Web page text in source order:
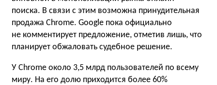
поиска. В связи с этим возможна принудительная
продажа Chrome. Google пока официально
не комментирует предложение, отметив лишь, что
планирует обжаловать судебное решение.
У Chrome около 3,5 млрд пользователей по всему
миру. На его долю приходится более 60%